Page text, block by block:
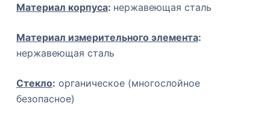
Материал корпуса: нержавеющая сталь
Материал измерительного элемента:
нержавеющая сталь
Стекло: органическое (многослойное
безопасное)